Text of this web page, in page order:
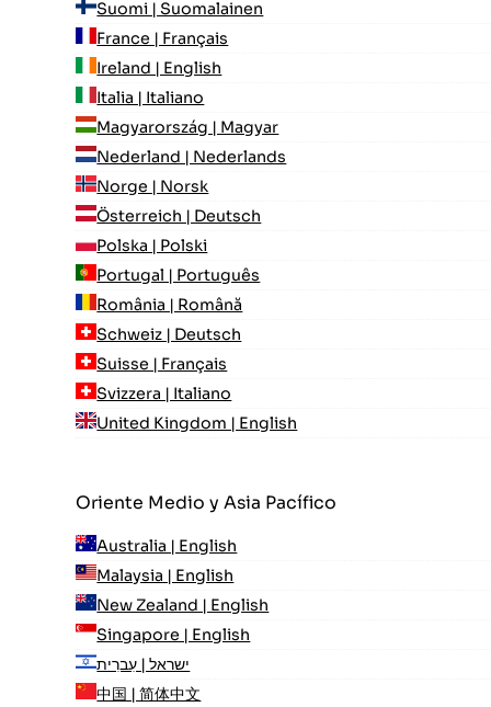
Suomi | Suomalainen
France | Français
Ireland | English
Italia | Italiano
Magyarország | Magyar
Nederland | Nederlands
Norge | Norsk
Österreich | Deutsch
Polska | Polski
Portugal | Português
România | Română
Schweiz | Deutsch
Suisse | Français
Svizzera | Italiano
United Kingdom | English
Oriente Medio y Asia Pacífico
Australia | English
Malaysia | English
New Zealand | English
Singapore | English
ישראל | עִברִית
中国 | 简体中文